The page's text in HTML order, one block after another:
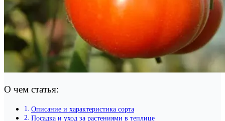
О чем статья:
Описание и характеристика сорта
Посадка и уход за растениями в теплице